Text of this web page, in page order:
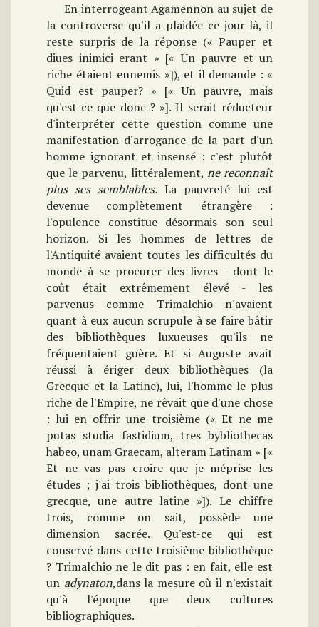
En interrogeant Agamennon au sujet de
la controverse qu'il a plaidée ce jour-là, il
reste surpris de la réponse (« Pauper et
diues inimici erant » [« Un pauvre et un
riche étaient ennemis »]), et il demande : «
Quid est pauper? » [« Un pauvre, mais
qu'est-ce que donc ? »]. Il serait réducteur
d'interpréter cette question comme une
manifestation d'arrogance de la part d'un
homme ignorant et insensé : c'est plutôt
que le parvenu, littéralement, ne reconnaît
plus ses semblables. La pauvreté lui est
devenue complètement étrangère :
l'opulence constitue désormais son seul
horizon. Si les hommes de lettres de
l'Antiquité avaient toutes les difficultés du
monde à se procurer des livres - dont le
coût était extrêmement élevé - les
parvenus comme Trimalchio n'avaient
quant à eux aucun scrupule à se faire bâtir
des bibliothèques luxueuses qu'ils ne
fréquentaient guère. Et si Auguste avait
réussi à ériger deux bibliothèques (la
Grecque et la Latine), lui, l'homme le plus
riche de l'Empire, ne rêvait que d'une chose
: lui en offrir une troisième (« Et ne me
putas studia fastidium, tres bybliothecas
habeo, unam Graecam, alteram Latinam » [«
Et ne vas pas croire que je méprise les
études ; j'ai trois bibliothèques, dont une
grecque, une autre latine »]). Le chiffre
trois, comme on sait, possède une
dimension sacrée. Qu'est-ce qui est
conservé dans cette troisième bibliothèque
? Trimalchio ne le dit pas : en fait, elle est
un adynaton,dans la mesure où il n'existait
qu'à l'époque que deux cultures
bibliographiques.